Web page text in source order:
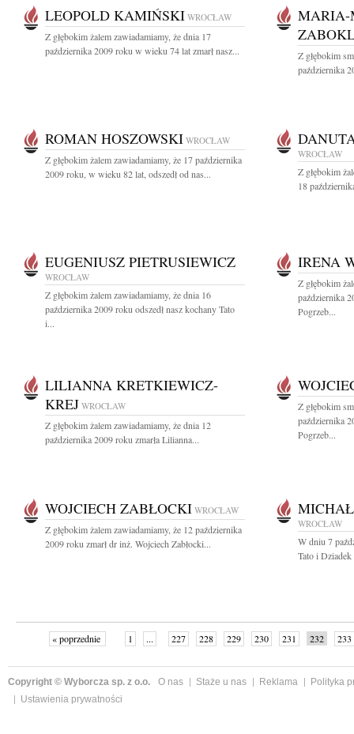
LEOPOLD KAMIŃSKI WROCŁAW
Z głębokim żalem zawiadamiamy, że dnia 17
października 2009 roku w wieku 74 lat zmarł nasz...
MARIA-
Z głębokim
października
ROMAN HOSZOWSKI WROCŁAW
Z głębokim żalem zawiadamiamy, że 17 października
2009 roku, w wieku 82 lat, odszedł od nas...
WROCŁAW
Z głębokim
18
EUGENIUSZ PIETRUSIEWICZ
WROCŁAW
Z głębokim żalem zawiadamiamy, że dnia 16
października 2009 roku odszedł nasz kochany Tato
i...
IRENA
Z głębokim
października
Pogrzeb...
LILIANNA KRETKIEWICZ-
KREJ WROCŁAW
Z głębokim żalem zawiadamiamy, że dnia 12
października 2009 roku zmarła Lilianna...
Z głębokim
października
Pogrzeb...
WOJCIECH ZABŁOCKI WROCŁAW
Z głębokim żalem zawiadamiamy, że 12 października
2009 roku zmarł dr inż. Wojciech Zabłocki...
WROCŁAW
W dniu 7
Tato i Dziadek
« poprzednie 1 ... 227 228 229 230 231 232 233
Copyright © Wyborcza sp. z o.o. O nas Staże u nas Reklama
Polityka
Ustawienia prywatności